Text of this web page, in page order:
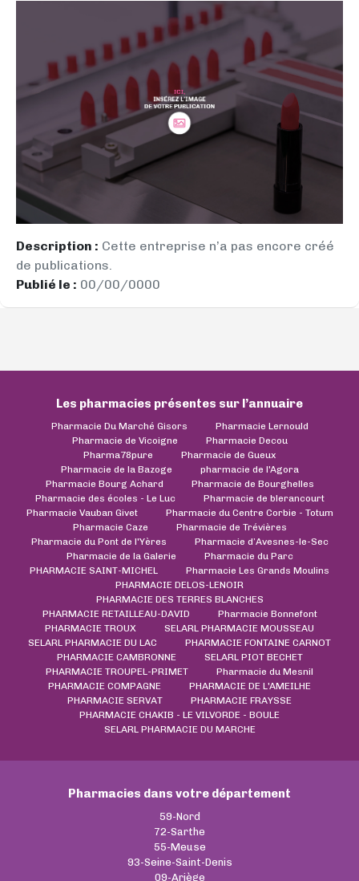
Description : Cette entreprise n’a pas encore créé
de publications.
Publié le : 00/00/0000
Les pharmacies présentes sur l’annuaire
Pharmacie Du Marché Gisors
Pharmacie Lernould
Pharmacie de Vicoigne
Pharmacie Decou
Pharma78pure
Pharmacie de Gueux
Pharmacie de la Bazoge
pharmacie de l'Agora
Pharmacie Bourg Achard
Pharmacie de Bourghelles
Pharmacie des écoles - Le Luc
Pharmacie de blerancourt
Pharmacie Vauban Givet
Pharmacie du Centre Corbie - Totum
Pharmacie Caze
Pharmacie de Trévières
Pharmacie du Pont de l'Yères
Pharmacie d’Avesnes-le-Sec
Pharmacie de la Galerie
Pharmacie du Parc
PHARMACIE SAINT-MICHEL
Pharmacie Les Grands Moulins
PHARMACIE DELOS-LENOIR
PHARMACIE DES TERRES BLANCHES
PHARMACIE RETAILLEAU-DAVID
Pharmacie Bonnefont
PHARMACIE TROUX
SELARL PHARMACIE MOUSSEAU
SELARL PHARMACIE DU LAC
PHARMACIE FONTAINE CARNOT
PHARMACIE CAMBRONNE
SELARL PIOT BECHET
PHARMACIE TROUPEL-PRIMET
Pharmacie du Mesnil
PHARMACIE COMPAGNE
PHARMACIE DE L'AMEILHE
PHARMACIE SERVAT
PHARMACIE FRAYSSE
PHARMACIE CHAKIB - LE VILVORDE - BOULE
SELARL PHARMACIE DU MARCHE
Pharmacies dans votre département
59-Nord
72-Sarthe
55-Meuse
93-Seine-Saint-Denis
09-Ariège